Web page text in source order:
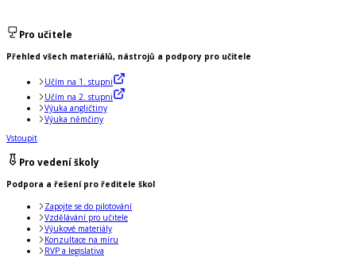
Pro učitele
Přehled všech materiálů, nástrojů a podpory pro učitele
Učím na 1. stupni
Učím na 2. stupni
Výuka angličtiny
Výuka němčiny
Vstoupit
Pro vedení školy
Podpora a řešení pro ředitele škol
Zapojte se do pilotování
Vzdělávání pro učitele
Výukové materiály
Konzultace na míru
RVP a legislativa